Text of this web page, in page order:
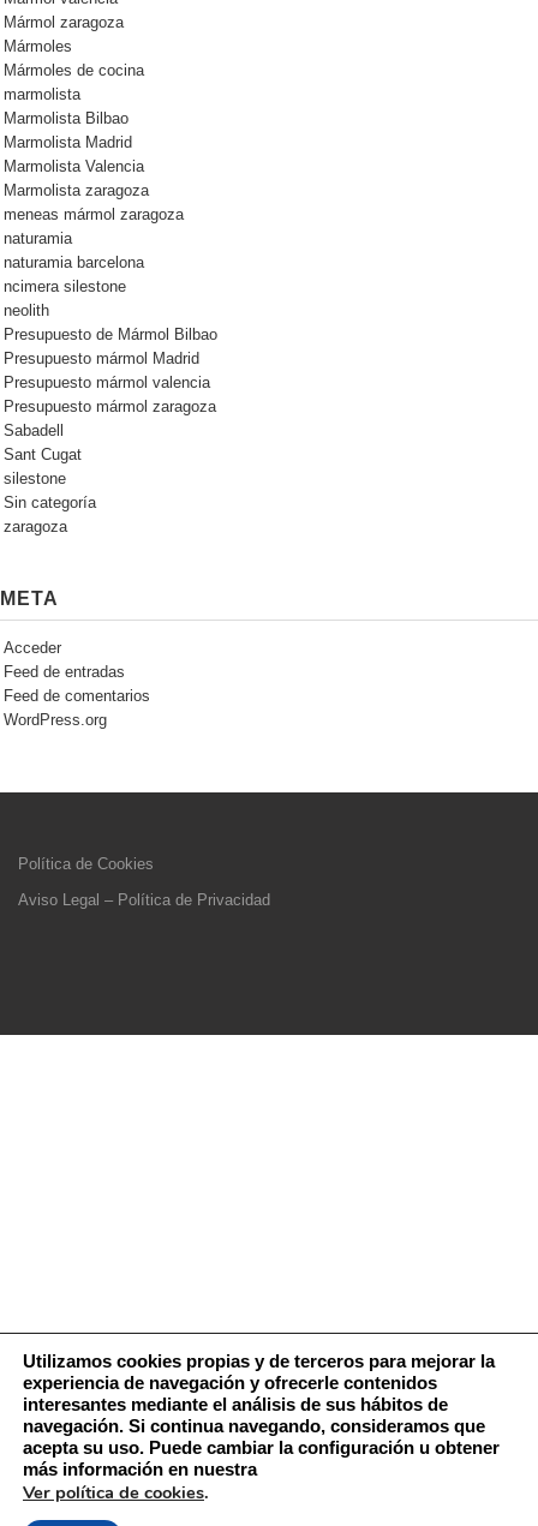
Mármol zaragoza
Mármoles
Mármoles de cocina
marmolista
Marmolista Bilbao
Marmolista Madrid
Marmolista Valencia
Marmolista zaragoza
meneas mármol zaragoza
naturamia
naturamia barcelona
ncimera silestone
neolith
Presupuesto de Mármol Bilbao
Presupuesto mármol Madrid
Presupuesto mármol valencia
Presupuesto mármol zaragoza
Sabadell
Sant Cugat
silestone
Sin categoría
zaragoza
META
Acceder
Feed de entradas
Feed de comentarios
WordPress.org
Política de Cookies
Aviso Legal – Política de Privacidad
Utilizamos cookies propias y de terceros para mejorar la
experiencia de navegación y ofrecerle contenidos
interesantes mediante el análisis de sus hábitos de
navegación. Si continua navegando, consideramos que
acepta su uso. Puede cambiar la configuración u obtener
más información en nuestra
Ver política de cookies.